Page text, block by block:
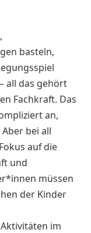
basteln,
all das gehört
Fachkraft. Das
an,
bei all
auf die
und
müssen
der Kinder
im